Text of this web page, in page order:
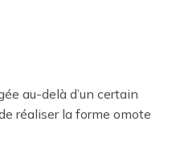
au-delà d’un certain
réaliser la forme omote